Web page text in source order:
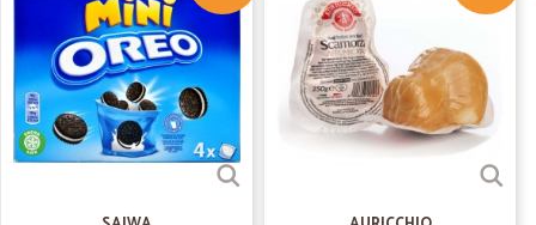
04/10/2025
si trovano solo qua!
dalla vendita in supermercati! Il prezzo di
e andato per benone!